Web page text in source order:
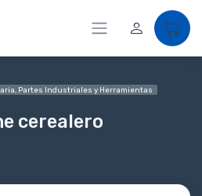
Partes Industriales y Herramientas
cerealero